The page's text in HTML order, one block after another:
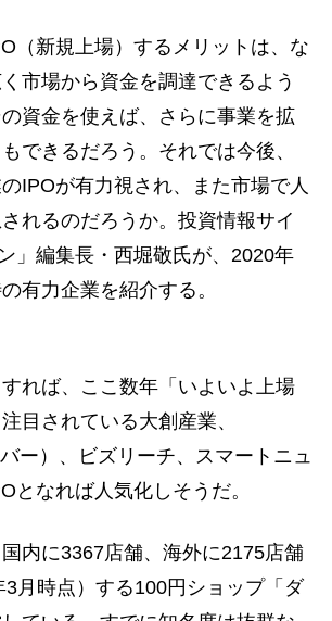
（新規上場）するメリットは、な
市場から資金を調達できるよう
資金を使えば、さらに事業を拡
できるだろう。それでは今後、
IPOが有力視され、また市場で人
れるのだろうか。投資情報サイ
」編集長・西堀敬氏が、2020年
有力企業を紹介する。
れば、ここ数年「いよいよ上場
目されている大創産業、
ー）、ビズリーチ、スマートニュ
となれば人気化しそうだ。
内に3367店舗、海外に2175店舗
3月時点）する100円ショップ「ダ